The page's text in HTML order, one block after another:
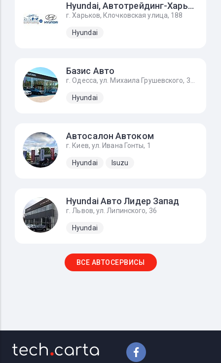
Hyundai, Автотрейдинг-Харьков
г. Харьков, Клочковская улица, 188
Hyundai
Базис Авто
Hyundai
Автосалон Автоком
г. Киев, ул. Ивана Гонты, 1
Hyundai Isuzu
Hyundai Авто Лидер Запад
г. Львов, ул. Липинского, 36
Hyundai
ВСЕ АВТОСЕРВИСЫ